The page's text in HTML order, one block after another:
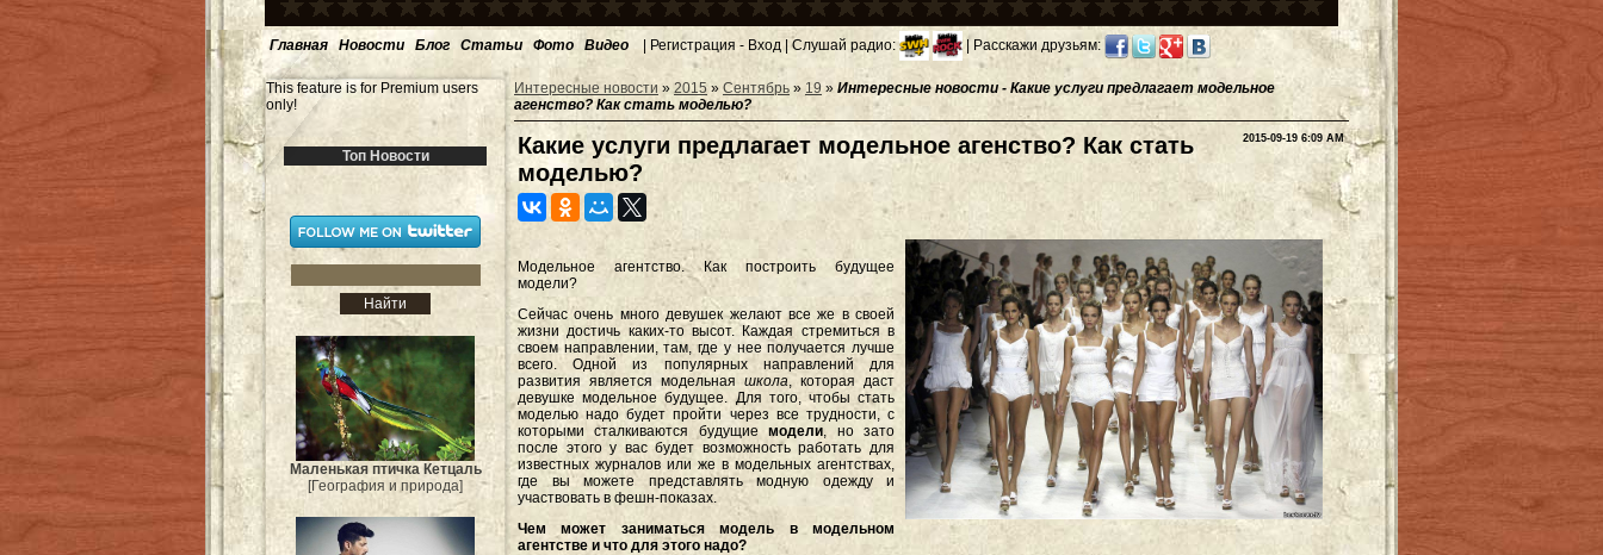
Главная Новости Блог Статьи Фото Видео | Регистрация - Вход | Слушай радио: | Расскажи друзьям:
This feature is for Premium users
only!
Топ Новости
Маленькая птичка Кетцаль
[География и природа]
Интересные новости » 2015 » Сентябрь » 19 » Интересные новости - Какие услуги предлагает модельное
агенство? Как стать моделью?
2015-09-19 6:09 AM
Какие услуги предлагает модельное агенство? Как стать
моделью?
Модельное агентство. Как построить будущее
модели?
Сейчас очень много девушек желают все же в своей
жизни достичь каких-то высот. Каждая стремиться в
своем направлении, там, где у нее получается лучше
всего. Одной из популярных направлений для
развития является модельная школа, которая даст
девушке модельное будущее. Для того, чтобы стать
моделью надо будет пройти через все трудности, с
которыми сталкиваются будущиемодели, но зато
после этого у вас будет возможность работать для
известных журналов или же в модельных агентствах,
где вы можете представлять модную одежду и
участвовать в фешн-показах.
Чем может заниматься модель в модельном
агентстве и что для этого надо?